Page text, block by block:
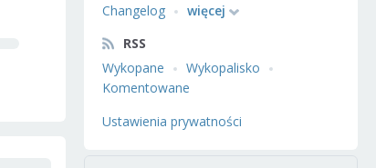
Changelog
więcej
RSS
Wykopane
Wykopalisko
Komentowane
Ustawienia prywatności